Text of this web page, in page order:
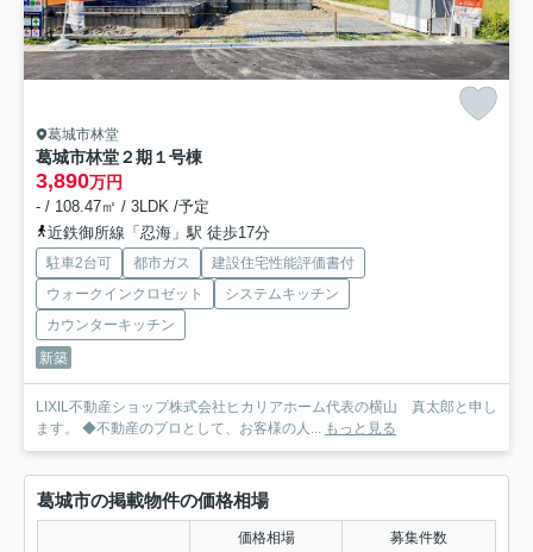
葛城市林堂
葛城市林堂２期 １号棟
3,890万円
- / 108.47㎡ / 3LDK /予定
近鉄御所線「忍海」駅 徒歩17分
駐車2台可 都市ガス
建設住宅性能評価書付
ウォークインクロゼット
システムキッチン
カウンターキッチン
新築
LIXIL不動産ショップ株式会社ヒカリアホーム代表の横山 真太郎と申し
ます。 ◆不動産のプロとして、お客様の人... もっと見る
葛城市の掲載物件の価格相場
価格相場 募集件数